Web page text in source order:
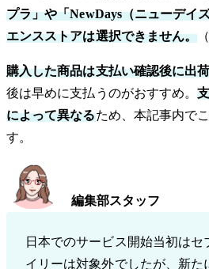
プラ」や「NewDays（ニューデイ
エンスストアは選択できません。
購入した商品は支払い確認後に出
後は早めに支払うのがおすすめ。
によって異なるため、本記事内で
す。
編集部スタッフ
日本でのサービス開始当初はセ
イリーは対象外でしたが、新た